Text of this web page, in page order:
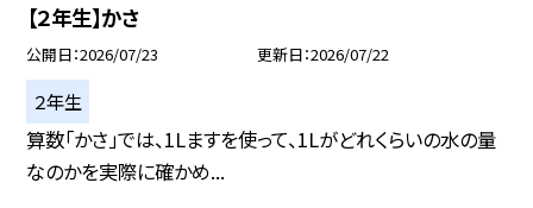
【２年生】かさ
公開日 2026/07/23 更新日 2026/07/22
２年生
算数「かさ」では、1Lますを使って、1Lがどれくらいの水の量
なのかを実際に確かめ...